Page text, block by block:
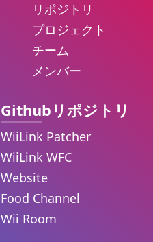
リポジトリ
プロジェクト
チーム
メンバー
Githubリポジトリ
WiiLink Patcher
WiiLink WFC
Website
Food Channel
Wii Room